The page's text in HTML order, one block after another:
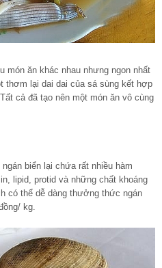
món ăn khác nhau nhưng ngon nhất
thơm lại dai dai của sá sùng kết hợp
cả đã tạo nên một món ăn vô cùng
biển lại chứa rất nhiều hàm
lipid, protid và những chất khoáng
có thể dễ dàng thưởng thức ngán
kg.